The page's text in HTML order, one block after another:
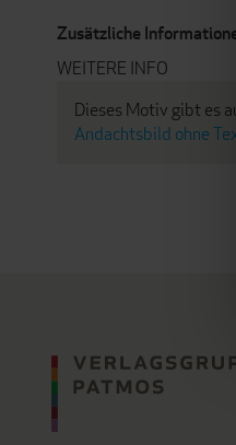
Zusätzliche
WEITERE INFO
Dieses Motiv gibt es
Andachtsbild ohne